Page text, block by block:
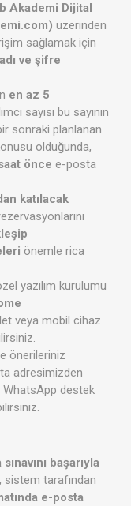
Akademi Dijital
üzerinden
sağlamak için
ve şifre
en az 5
sayısı bu sayının
sonraki planlanan
olduğunda,
önce e-posta
katılacak
önemle rica
yazılım kurulumu
veya mobil cihaz
önerileriniz
adresimizden
WhatsApp destek
başarıyla
, sistem tarafından
e-posta